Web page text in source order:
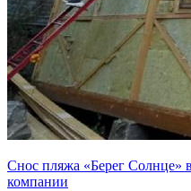
Снос пляжа «Берег Солнце»
компании